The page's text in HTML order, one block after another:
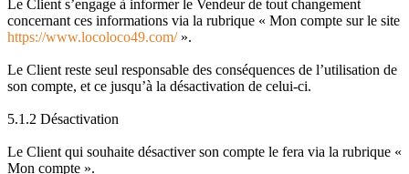
Le Client s’engage à informer le Vendeur de tout changement
concernant ces informations via la rubrique « Mon compte sur le site
https://www.locoloco49.com/ ».
Le Client reste seul responsable des conséquences de l’utilisation de
son compte, et ce jusqu’à la désactivation de celui-ci.
5.1.2 Désactivation
Le Client qui souhaite désactiver son compte le fera via la rubrique «
Mon compte ».